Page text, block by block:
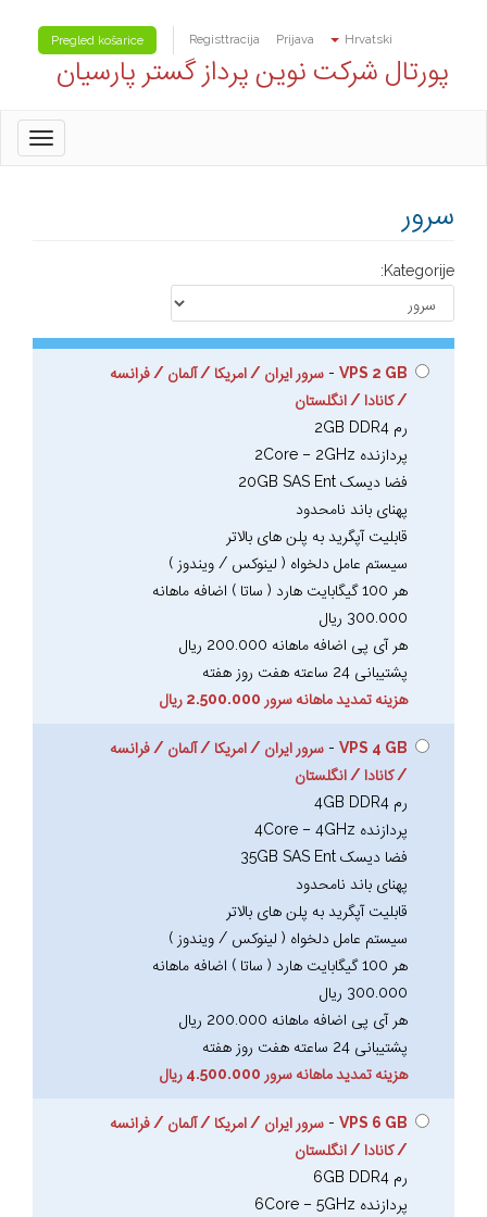
Hrvatski
Prijava
Registtracija
Pregled košarice
پورتال شرکت نوین پرداز گستر پارسیان
سرور
Kategorije:
VPS 2 GB
- سرور ایران / امریکا / آلمان / فرانسه
/ کانادا / انگلستان
رم 2GB DDR4
پردازنده 2Core – 2GHz
فضا دیسک 20GB SAS Ent
پهنای باند نامحدود
قابلیت آپگرید به پلن های بالاتر
سیستم عامل دلخواه ( لینوکس / ویندوز )
هر 100 گیگابایت هارد ( ساتا ) اضافه ماهانه
300.000 ریال
هر آی پی اضافه ماهانه 200.000 ریال
پشتیبانی 24 ساعته هفت روز هفته
هزینه تمدید ماهانه سرور 2.500.000 ریال
VPS 4 GB
- سرور ایران / امریکا / آلمان / فرانسه
/ کانادا / انگلستان
رم 4GB DDR4
پردازنده 4Core – 4GHz
فضا دیسک 35GB SAS Ent
پهنای باند نامحدود
قابلیت آپگرید به پلن های بالاتر
سیستم عامل دلخواه ( لینوکس / ویندوز )
هر 100 گیگابایت هارد ( ساتا ) اضافه ماهانه
300.000 ریال
هر آی پی اضافه ماهانه 200.000 ریال
پشتیبانی 24 ساعته هفت روز هفته
هزینه تمدید ماهانه سرور 4.500.000 ریال
VPS 6 GB
- سرور ایران / امریکا / آلمان / فرانسه
/ کانادا / انگلستان
رم 6GB DDR4
پردازنده 6Core – 5GHz